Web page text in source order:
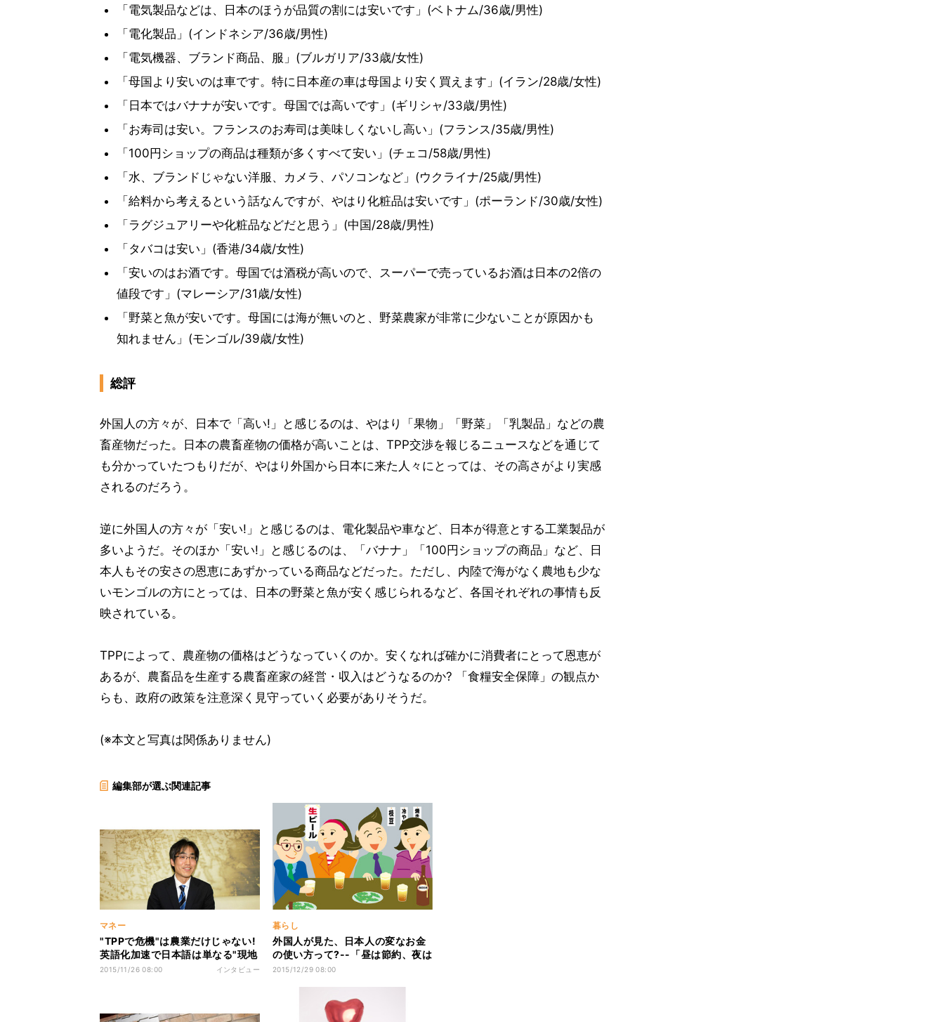
「電気製品などは、日本のほうが品質の割には安いです」(ベトナム/36歳/男性)
「電化製品」(インドネシア/36歳/男性)
「電気機器、ブランド商品、服」(ブルガリア/33歳/女性)
「母国より安いのは車です。特に日本産の車は母国より安く買えます」(イラン/28歳/女性)
「日本ではバナナが安いです。母国では高いです」(ギリシャ/33歳/男性)
「お寿司は安い。フランスのお寿司は美味しくないし高い」(フランス/35歳/男性)
「100円ショップの商品は種類が多くすべて安い」(チェコ/58歳/男性)
「水、ブランドじゃない洋服、カメラ、パソコンなど」(ウクライナ/25歳/男性)
「給料から考えるという話なんですが、やはり化粧品は安いです」(ポーランド/30歳/女性)
「ラグジュアリーや化粧品などだと思う」(中国/28歳/男性)
「タバコは安い」(香港/34歳/女性)
「安いのはお酒です。母国では酒税が高いので、スーパーで売っているお酒は日本の2倍の
値段です」(マレーシア/31歳/女性)
「野菜と魚が安いです。母国には海が無いのと、野菜農家が非常に少ないことが原因かも
知れません」(モンゴル/39歳/女性)
総評
外国人の方々が、日本で「高い!」と感じるのは、やはり「果物」「野菜」「乳製品」などの農
畜産物だった。日本の農畜産物の価格が高いことは、TPP交渉を報じるニュースなどを通じて
も分かっていたつもりだが、やはり外国から日本に来た人々にとっては、その高さがより実感
されるのだろう。
逆に外国人の方々が「安い!」と感じるのは、電化製品や車など、日本が得意とする工業製品が
多いようだ。そのほか「安い!」と感じるのは、「バナナ」「100円ショップの商品」など、日
本人もその安さの恩恵にあずかっている商品などだった。ただし、内陸で海がなく農地も少な
いモンゴルの方にとっては、日本の野菜と魚が安く感じられるなど、各国それぞれの事情も反
映されている。
TPPによって、農産物の価格はどうなっていくのか。安くなれば確かに消費者にとって恩恵が
あるが、農畜品を生産する農畜産家の経営・収入はどうなるのか? 「食糧安全保障」の観点か
らも、政府の政策を注意深く見守っていく必要がありそうだ。
(※本文と写真は関係ありません)
編集部が選ぶ関連記事
マネー
"TPPで危機"は農業だけじゃない!
英語化加速で日本語は単なる"現地
語"になる!?
2015/11/26 08:00 インタビュー
暮らし
外国人が見た、日本人の変なお金
の使い方って?--「昼は節約、夜は
飲み会」
2015/12/29 08:00